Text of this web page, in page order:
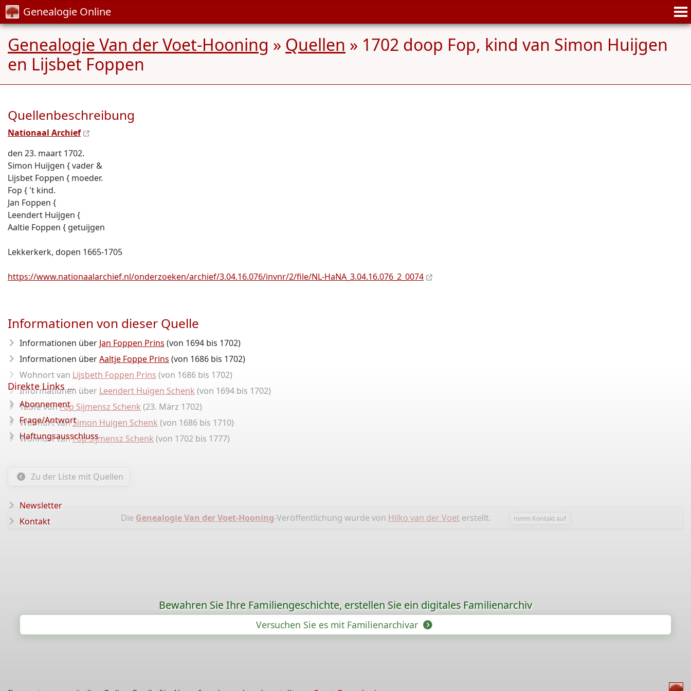
Genealogie Online
Genealogie Van der Voet-Hooning » Quellen » 1702 doop Fop, kind van Simon Huijgen
en Lijsbet Foppen
Quellenbeschreibung
Nationaal Archief
den 23. maart 1702.
Simon Huijgen { vader &
Lijsbet Foppen { moeder.
Fop { 't kind.
Jan Foppen {
Leendert Huijgen {
Aaltie Foppen { getuijgen
Lekkerkerk, dopen 1665-1705
https://www.nationaalarchief.nl/onderzoeken/archief/3.04.16.076/invnr/2/file/NL-HaNA_3.04.16.076_2_0074
Informationen von dieser Quelle
Informationen über Jan Foppen Prins (von 1694 bis 1702)
Informationen überAaltje Foppe Prins (von 1686 bis 1702)
Wohnort van Lijsbeth Foppen Prins (von 1686 bis 1702)
Informationen über Leendert Huigen Schenk (von 1694 bis 1702)
Taufe vonFop Sijmensz Schenk (23. März 1702)
Wohnort vanSimon Huigen Schenk (von 1686 bis 1710)
Wohnort vanFop Sijmensz Schenk (von 1702 bis 1777)
Zu der Liste mit Quellen
Die Genealogie Van der Voet-Hooning-Veröffentlichung wurde von Hilko van der Voet erstellt. nimm Kontakt auf
Direkte Links ...
Abonnement
Frage/Antwort
Haftungsausschluss
Newsletter
Kontakt
Bewahren Sie Ihre Familiengeschichte, erstellen Sie ein digitales Familienarchiv
Versuchen Sie es mit Familienarchivar